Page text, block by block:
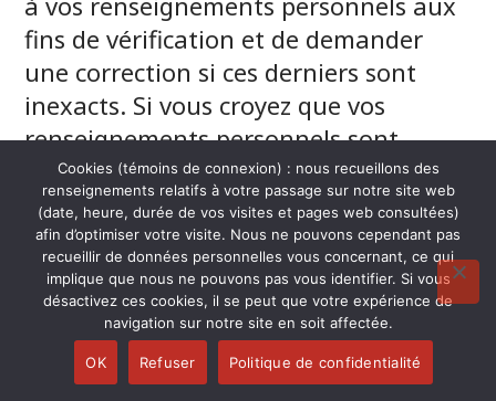
fins de vérification et de demander
une correction si ces derniers sont
inexacts. Si vous croyez que vos
renseignements personnels sont
inexacts ou si vous souhaitez avoir
accès à vos renseignements
personnels, vous pouvez faire une
demande en utilisant les coordonnées
fournies à la fin de la présente
Politique.
Dans la mesure de nos moyens, nous
Cookies (témoins de connexion) : nous recueillons des
renseignements relatifs à votre passage sur notre site web
(date, heure, durée de vos visites et pages web consultées)
afin d’optimiser votre visite. Nous ne pouvons cependant pas
recueillir de données personnelles vous concernant, ce qui
implique que nous ne pouvons pas vous identifier. Si vous
désactivez ces cookies, il se peut que votre expérience de
navigation sur notre site en soit affectée.
OK Refuser Politique de confidentialité